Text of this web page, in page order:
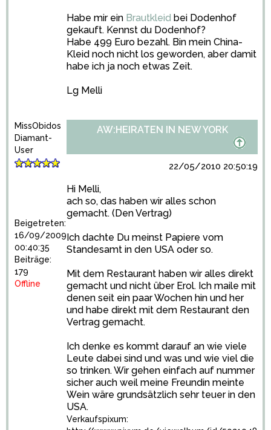
Habe mir ein Brautkleid bei Dodenhof
gekauft. Kennst du Dodenhof?
Habe 499 Euro bezahl. Bin mein China-
Kleid noch nicht los geworden, aber damit
habe ich ja noch etwas Zeit.
Lg Melli
MissObidos
Diamant-
User
Beigetreten:
16/09/2009
00:40:35
Beiträge:
179
Offline
AW:HEIRATEN IN NEW YORK
22/05/2010 20:50:19
Hi Melli,
ach so, das haben wir alles schon
gemacht. (Den Vertrag)
Ich dachte Du meinst Papiere vom
Standesamt in den USA oder so.
Mit dem Restaurant haben wir alles direkt
gemacht und nicht über Erol. Ich maile mit
denen seit ein paar Wochen hin und her
und habe direkt mit dem Restaurant den
Vertrag gemacht.
Ich denke es kommt darauf an wie viele
Leute dabei sind und was und wie viel die
so trinken. Wir gehen einfach auf nummer
sicher auch weil meine Freundin meinte
Wein wäre grundsätzlich sehr teuer in den
USA.
Verkaufspixum: